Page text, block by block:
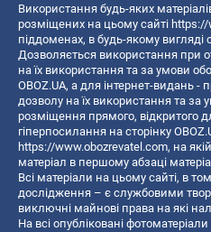
Використання будь-яких
розміщених на цьому сайті https://
піддоменах, в будь-якому вигляді
Дозволяється використання при
на їх використання та за умови
OBOZ.UA, а для інтернет-видань -
дозволу на їх використання та за
розміщення прямого, відкритого
гіперпосилання на сторінку
https://www.obozrevatel.com, на
матеріал в першому абзаці
Всі матеріали на цьому сайті, в
дослідження – є службовими
виключні майнові права на які
На всі опубліковані